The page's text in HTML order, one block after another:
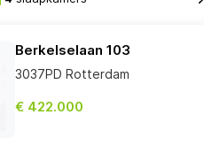
Berkelselaan 103
3037PD Rotterdam
€ 422.000